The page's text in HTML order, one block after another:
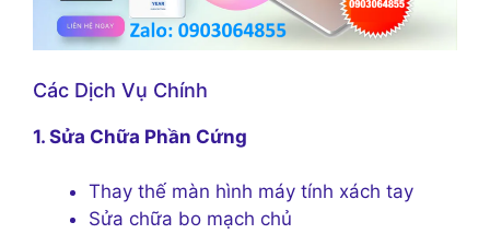
Các Dịch Vụ Chính
1. Sửa Chữa Phần Cứng
Thay thế màn hình máy tính xách tay
Sửa chữa bo mạch chủ